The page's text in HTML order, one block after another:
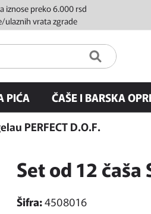
iznose preko 6.000 rsd
ulaznih vrata zgrade
PIĆA ČAŠE I BARSKA
PERFECT D.O.F.
Set od 12 čaša
Šifra:4508016